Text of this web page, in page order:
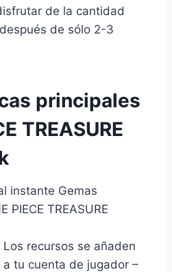
de la cantidad
de sólo 2-3
principales
TREASURE
instante Gemas
PIECE TREASURE
Los recursos se añaden
tu cuenta de jugador –